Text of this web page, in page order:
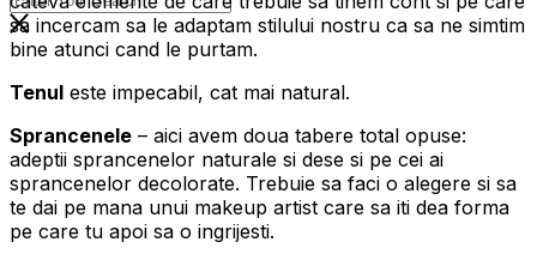
sa incercam sa le adaptam stilului nostru ca sa ne simtim
bine atunci cand le purtam.
Tenul este impecabil, cat mai natural.
Sprancenele – aici avem doua tabere total opuse:
adeptii sprancenelor naturale si dese si pe cei ai
sprancenelor decolorate. Trebuie sa faci o alegere si sa
te dai pe mana unui makeup artist care sa iti dea forma
pe care tu apoi sa o ingrijesti.